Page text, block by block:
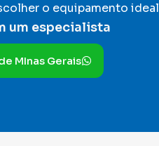
o equipamento ideal
um especialista
MInas Gerais